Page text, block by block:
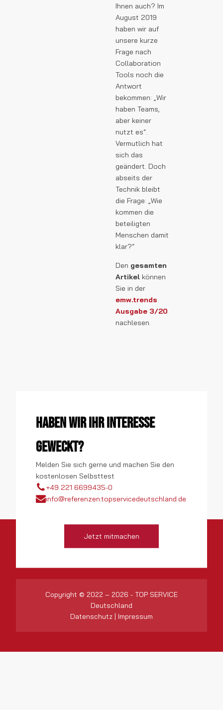
Ihnen auch? Im
August 2019
haben wir auf
unsere kurze
Frage nach
Collaboration
Tools noch die
Antwort
bekommen: „Wir
haben Teams,
aber keiner
nutzt es“.
Vermutlich hat
sich das
geändert. Doch
abseits der
Technik bleibt
die Frage: „Wie
kommen die
beteiligten
Menschen damit
klar?“
Den gesamten
Artikel können
Sie in der
emw.trends
Ausgabe 3/20
nachlesen.
Haben wir Ihr Interesse
geweckt?
Melden Sie sich gerne und machen Sie den
kostenlosen Selbsttest
+49 221 6699435-0
info@referenzen.topservicedeutschland.de
Jetzt mitmachen
Copyright © 2022 – 2026 - TOP SERVICE
Deutschland
Datenschutz | Impressum